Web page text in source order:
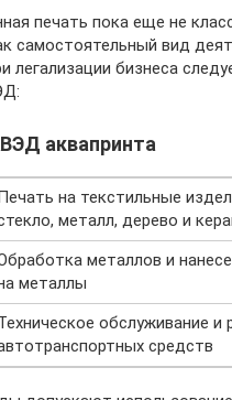
печать пока еще не
самостоятельный вид
легализации бизнеса
аквапринта
на текстильные
металл, дерево и
металлов и
металлы
обслуживание и
средств